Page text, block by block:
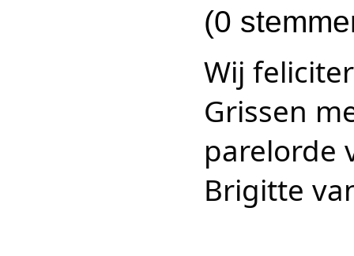
(0
Wij
Grissen
parelorde
Brigitte